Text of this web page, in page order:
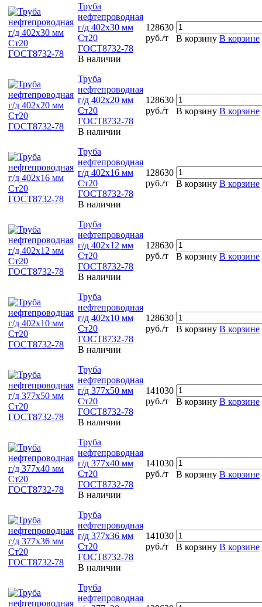
Труба
нефтепроводная
г/д 402х30 мм
Ст20
ГОСТ8732-78
В наличии
128630
руб./т
В корзину В корзине
Труба
нефтепроводная
г/д 402х20 мм
Ст20
ГОСТ8732-78
В наличии
128630
руб./т
В корзину В корзине
Труба
нефтепроводная
г/д 402х16 мм
Ст20
ГОСТ8732-78
В наличии
128630
руб./т
В корзину В корзине
Труба
нефтепроводная
г/д 402х12 мм
Ст20
ГОСТ8732-78
В наличии
128630
руб./т
В корзину В корзине
Труба
нефтепроводная
г/д 402х10 мм
Ст20
ГОСТ8732-78
В наличии
128630
руб./т
В корзину В корзине
Труба
нефтепроводная
г/д 377х50 мм
Ст20
ГОСТ8732-78
В наличии
141030
руб./т
В корзину В корзине
Труба
нефтепроводная
г/д 377х40 мм
Ст20
ГОСТ8732-78
В наличии
141030
руб./т
В корзину В корзине
Труба
нефтепроводная
г/д 377х36 мм
Ст20
ГОСТ8732-78
В наличии
141030
руб./т
В корзину В корзине
Труба
нефтепроводная